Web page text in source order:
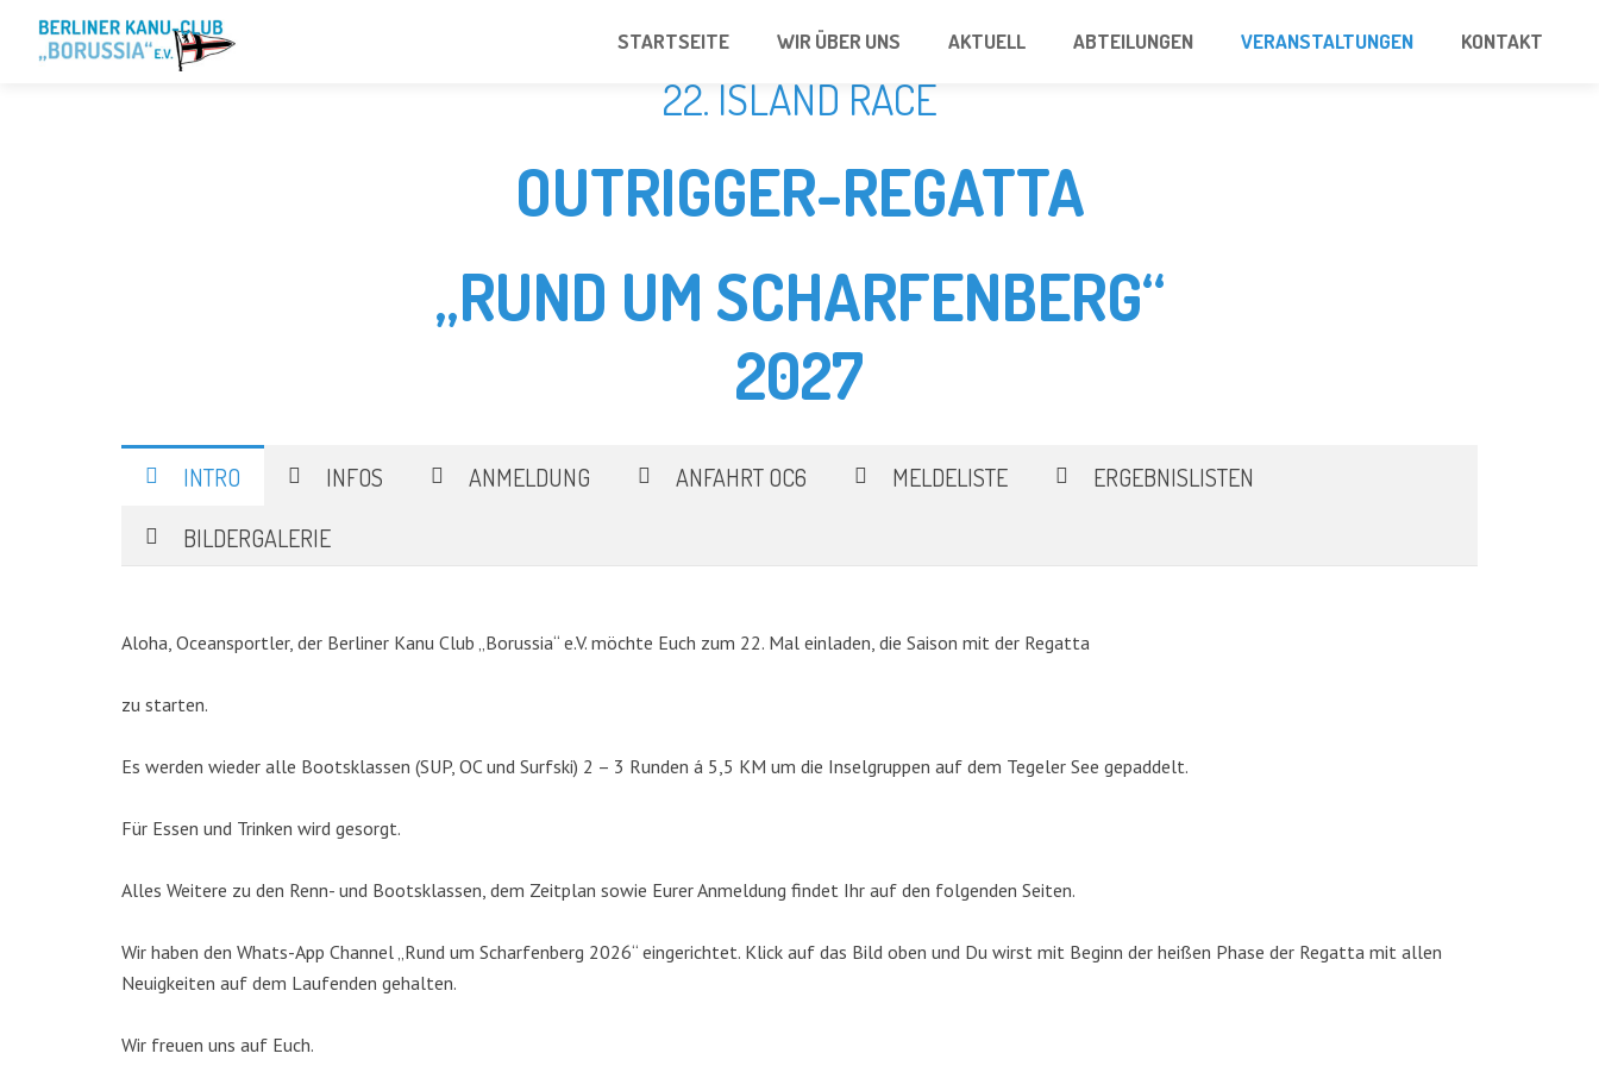
STARTSEITE WIR ÜBER UNS AKTUELL ABTEILUNGEN VERANSTALTUNGEN KONTAKT
22. ISLAND RACE
OUTRIGGER-REGATTA
„RUND UM SCHARFENBERG“
2027
INTRO INFOS ANMELDUNG ANFAHRT OC6 MELDELISTE
ERGEBNISLISTEN
BILDERGALERIE
Aloha, Oceansportler, der Berliner Kanu Club „Borussia“ e.V. möchte Euch zum 22. Mal einladen, die Saison mit der Regatta
zu starten.
Es werden wieder alle Bootsklassen (SUP, OC und Surfski) 2 – 3 Runden á 5,5 KM um die Inselgruppen auf dem Tegeler See gepaddelt.
Für Essen und Trinken wird gesorgt.
Alles Weitere zu den Renn- und Bootsklassen, dem Zeitplan sowie Eurer Anmeldung findet Ihr auf den folgenden Seiten.
Wir haben den Whats-App Channel „Rund um Scharfenberg 2026“ eingerichtet. Klick auf das Bild oben und Du wirst mit Beginn der heißen Phase der Regatta mit allen
Neuigkeiten auf dem Laufenden gehalten.
Wir freuen uns auf Euch.
Aktuell(48)
Drachenboot(47)
Kanu-Rennsport(13)
nach: